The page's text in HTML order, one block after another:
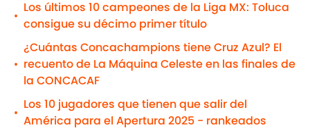
•
Los últimos 10 campeones de la Liga MX: Toluca
consigue su décimo primer título
•
¿Cuántas Concachampions tiene Cruz Azul? El
recuento de La Máquina Celeste en las finales de
la CONCACAF
•
Los 10 jugadores que tienen que salir del
América para el Apertura 2025 - rankeados